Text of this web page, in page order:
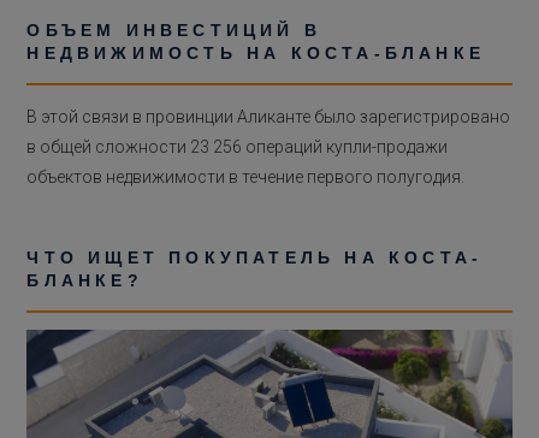
ОБЪЕМ ИНВЕСТИЦИЙ В
НЕДВИЖИМОСТЬ НА КОСТА-БЛАНКЕ
В этой связи в провинции Аликанте было зарегистрировано
в общей сложности 23 256 операций купли-продажи
объектов недвижимости в течение первого полугодия.
ЧТО ИЩЕТ ПОКУПАТЕЛЬ НА КОСТА-
БЛАНКЕ?